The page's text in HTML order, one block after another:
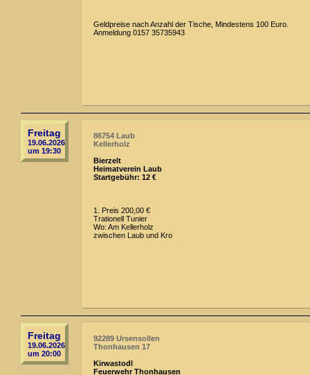
Geldpreise nach Anzahl der Tische, Mindestens 100 Euro.
Anmeldung 0157 35735943
Freitag
19.06.2026
um 19:30
86754 Laub
Kellerholz
Bierzelt
Heimatverein Laub
Startgebühr: 12 €
1. Preis 200,00 €
Trationell Tunier
Wo: Am Kellerholz
zwischen Laub und Kro
Freitag
19.06.2026
um 20:00
92289 Ursensollen
Thonhausen 17
Kirwastodl
Feuerwehr Thonhausen